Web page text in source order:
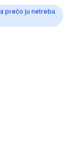
prečo ju netreba